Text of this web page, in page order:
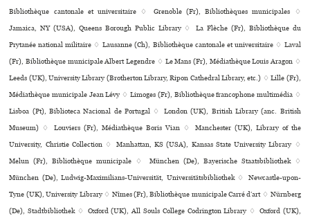
Bibliothèque can­to­nale et uni­ver­si­taire ♢ Grenoble (Fr), Bibliothèques muni­ci­pa­les ♢
Jamaica, NY (USA), Queens Borough Public Library ♢ La Flèche (Fr), Bibliothèque du
Prytanée national mili­taire ♢ Lausanne (Ch), Bibliothèque can­to­nale et uni­ver­si­taire ♢ Laval
(Fr), Bibliothèque muni­ci­pale Albert Legendre ♢ Le Mans (Fr), Médiathèque Louis Aragon ♢
Leeds (UK), University Library (Brotherton Library, Ripon Cathedral Library, etc.) ♢ Lille (Fr),
Médiathèque muni­ci­pale Jean Lévy ♢ Limoges (Fr), Bibliothèque fran­co­phone mul­ti­mé­dia ♢
Lisboa (Pt), Biblioteca Nacional de Portugal ♢ London (UK), British Library (anc. British
Museum) ♢ Louviers (Fr), Médiathèque Boris Vian ♢ Manchester (UK), Library of the
University, Christie Collection ♢ Manhattan, KS (USA), Kansas State University Library ♢
Melun (Fr), Bibliothèque muni­ci­pale ♢ München (De), Bayerische Staatsbibliothek ♢
München (De), Ludwig-Maximilians-Universität, Universitätsbibliothek ♢ Newcastle-upon-
Tyne (UK), University Library ♢ Nîmes (Fr), Bibliothèque muni­ci­pale Carré d’art ♢ Nürnberg
(De), Stadtbibliothek ♢ Oxford (UK), All Souls College Codrington Library ♢ Oxford (UK),